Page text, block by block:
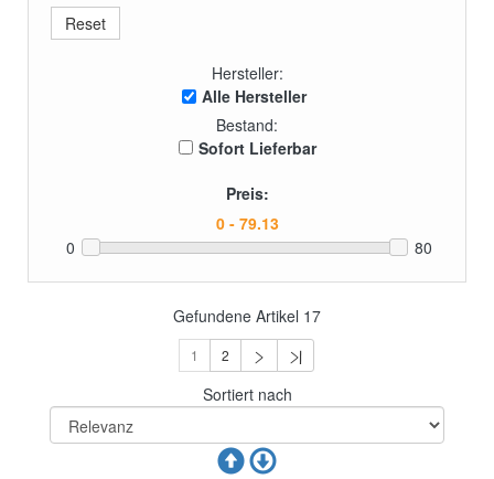
Hersteller:
Alle Hersteller
Bestand:
Sofort Lieferbar
Preis:
0 80
Gefundene Artikel 17
1 2
Sortiert nach